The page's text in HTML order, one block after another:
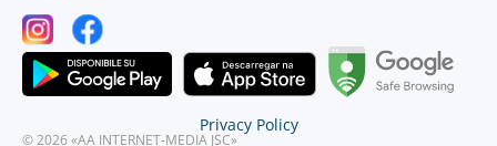
© 2026 «AA INTERNET-MEDIA JSC»
Privacy Policy